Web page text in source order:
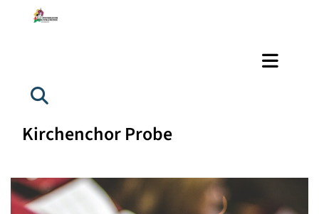
Kirchenchor Probe